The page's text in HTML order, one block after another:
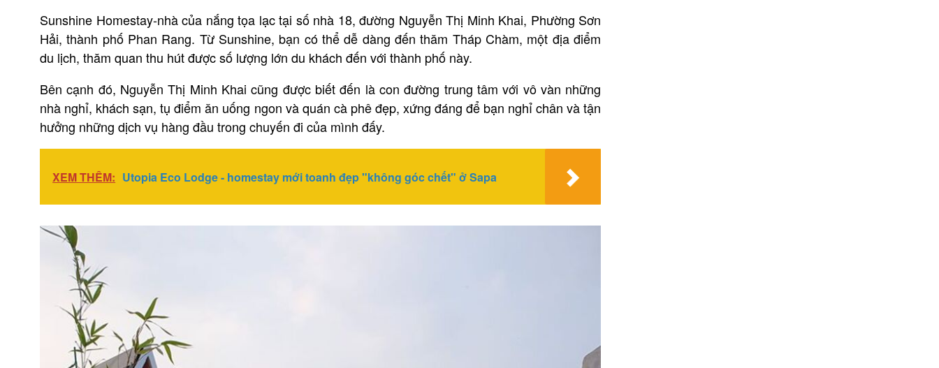
Sunshine Homestay-nhà của nắng tọa lạc tại số nhà 18, đường Nguyễn Thị Minh Khai, Phường Sơn
Hải, thành phố Phan Rang. Từ Sunshine, bạn có thể dễ dàng đến thăm Tháp Chàm, một địa điểm
du lịch, thăm quan thu hút được số lượng lớn du khách đến với thành phố này.
Bên cạnh đó, Nguyễn Thị Minh Khai cũng được biết đến là con đường trung tâm với vô vàn những
nhà nghỉ, khách sạn, tụ điểm ăn uống ngon và quán cà phê đẹp, xứng đáng để bạn nghỉ chân và tận
hưởng những dịch vụ hàng đầu trong chuyến đi của mình đấy.
XEM THÊM: Utopia Eco Lodge - homestay mới toanh đẹp "không góc chết" ở Sapa